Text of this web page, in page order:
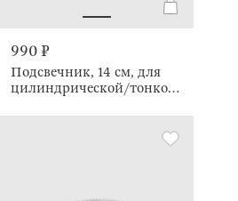
990 ₽
Подсвечник, 14 см, для
цилиндрической/тонкой